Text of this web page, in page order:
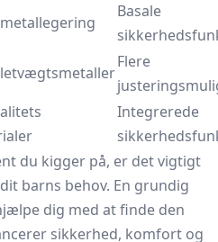
Basale
Flere
Integrerede
du kigger på, er det vigtigt
barns behov. En grundig
dig med at finde den
sikkerhed, komfort og